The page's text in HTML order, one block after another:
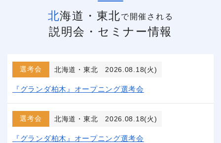
北海道・東北で開催される
説明会・セミナー情報
選考会 北海道・東北 2026.08.18(火)
『グランダ柏木』オープニング選考会
選考会 北海道・東北 2026.08.18(火)
『グランダ柏木』オープニング選考会